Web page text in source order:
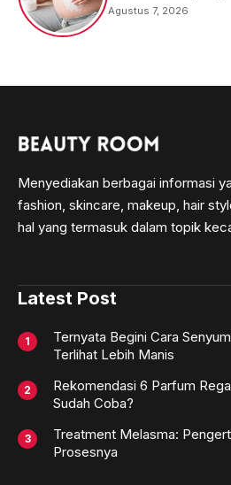
Agustus 7, 2026
Menyediakan berbagai informasi
fashion, skincare, makeup, hair
hal yang termasuk dalam topik
Latest Post
Ternyata Begini Cara
Terlihat Lebih Manis
Rekomendasi 6 Parfum
Sudah Coba?
Treatment Melasma:
Prosesnya